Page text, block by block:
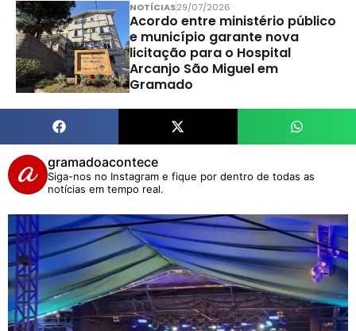
NOTÍCIAS29/07/2026
Acordo entre ministério público
e município garante nova
licitação para o Hospital
Arcanjo São Miguel em
Gramado
gramadoacontece
Siga-nos no Instagram e fique por dentro de todas as
notícias em tempo real.